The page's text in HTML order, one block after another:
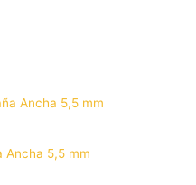
Ancha 5,5 mm